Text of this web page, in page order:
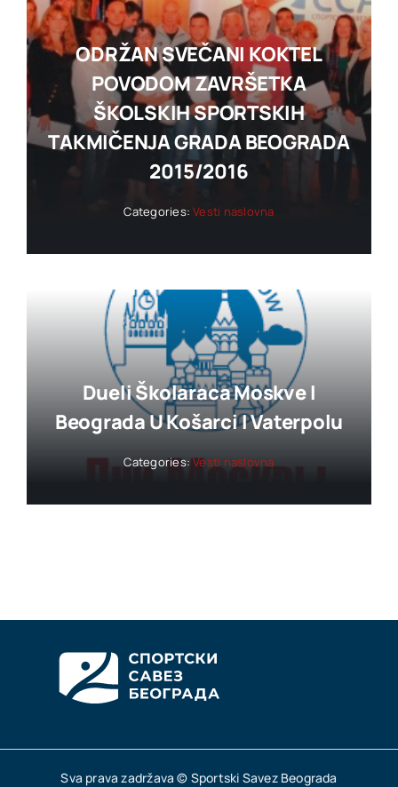
ODRŽAN SVEČANI KOKTEL
POVODOM ZAVRŠETKA
ŠKOLSKIH SPORTSKIH
TAKMIČENJA GRADA BEOGRADA
2015/2016
Categories:Vesti naslovna
Dueli Školaraca Moskve I
Beograda U Košarci I Vaterpolu
Categories:Vesti naslovna
Sva prava zadržava © Sportski Savez Beograda